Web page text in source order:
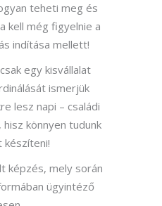
teheti meg és
kell még figyelnie a
indítása mellett!
egy kisvállalat
ismerjük
lesz napi – családi
könnyen tudunk
készíteni!
képzés, mely során
ügyintéző